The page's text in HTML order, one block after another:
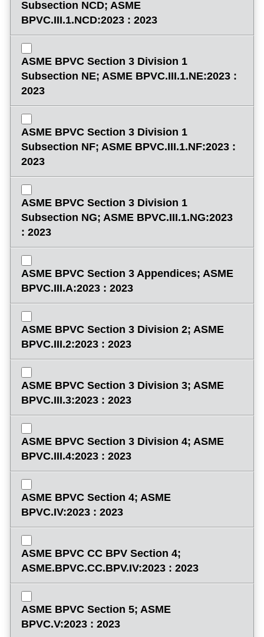
Subsection NCD; ASME
BPVC.III.1.NCD:2023 : 2023
ASME BPVC Section 3 Division 1
Subsection NE; ASME BPVC.III.1.NE:2023 :
2023
ASME BPVC Section 3 Division 1
Subsection NF; ASME BPVC.III.1.NF:2023 :
2023
ASME BPVC Section 3 Division 1
Subsection NG; ASME BPVC.III.1.NG:2023
: 2023
ASME BPVC Section 3 Appendices; ASME
BPVC.III.A:2023 : 2023
ASME BPVC Section 3 Division 2; ASME
BPVC.III.2:2023 : 2023
ASME BPVC Section 3 Division 3; ASME
BPVC.III.3:2023 : 2023
ASME BPVC Section 3 Division 4; ASME
BPVC.III.4:2023 : 2023
ASME BPVC Section 4; ASME
BPVC.IV:2023 : 2023
ASME BPVC CC BPV Section 4;
ASME.BPVC.CC.BPV.IV:2023 : 2023
ASME BPVC Section 5; ASME
BPVC.V:2023 : 2023